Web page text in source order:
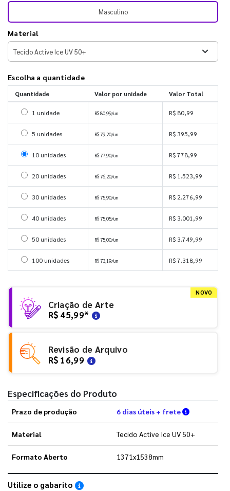
Masculino
Material
Escolha a quantidade
Quantidade Valor por unidade Valor Total
Selecionar 1 unidade
1 unidade R$ 80,99/un R$ 80,99
Selecionar 5 unidades
5 unidades R$ 79,20/un R$ 395,99
Selecionar 10 unidades
10 unidades R$ 77,90/un R$ 778,99
Selecionar 20 unidades
20 unidades R$ 76,20/un R$ 1.523,99
Selecionar 30 unidades
30 unidades R$ 75,90/un R$ 2.276,99
Selecionar 40 unidades
40 unidades R$ 75,05/un R$ 3.001,99
Selecionar 50 unidades
50 unidades R$ 75,00/un R$ 3.749,99
Selecionar 100 unidades
100 unidades R$ 73,19/un R$ 7.318,99
NOVO
Criação de Arte
R$ 45,99*
Revisão de Arquivo
R$ 16,99
Especificações do Produto
Prazo de produção 6 dias úteis + frete Verifique
Material Tecido Active Ice UV 50+
Formato Aberto 1371x1538mm
Utilize o gabarito Saiba como utilizar os nossos gabaritos